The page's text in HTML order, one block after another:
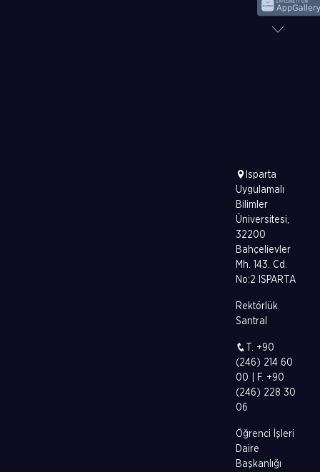
Isparta
Uygulamalı
Bilimler
Üniversitesi,
32200
Bahçelievler
Mh. 143. Cd.
No:2 ISPARTA
Rektörlük
Santral
T. +90
(246) 214 60
00 | F. +90
(246) 228 30
06
Öğrenci İşleri
Daire
Başkanlığı